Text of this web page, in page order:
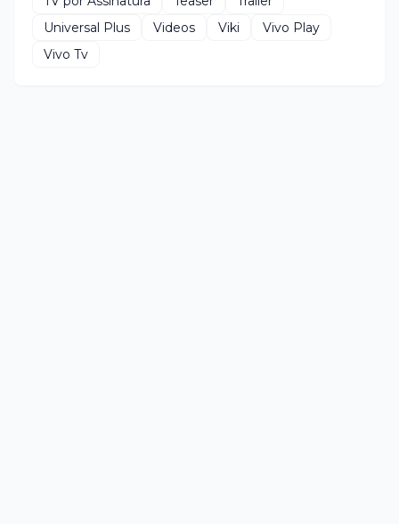
Universal Plus
Videos Viki
Vivo Play
Vivo Tv